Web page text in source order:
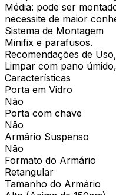
Média: pode ser
necessite de maior
Sistema de Montagem
Minifix e parafusos.
Recomendações de
Limpar com pano
Características
Porta em Vidro
Não
Porta com chave
Não
Armário Suspenso
Não
Formato do Armário
Retangular
Tamanho do Armário